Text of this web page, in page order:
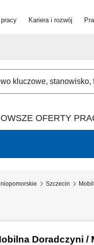
Kariera i rozwój
OFERTY
Szczecin
Doradczyni /